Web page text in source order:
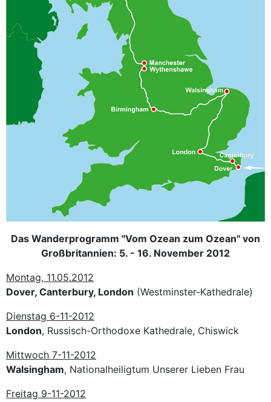
Das Wanderprogramm "Vom Ozean zum Ozean" von
Großbritannien: 5. - 16. November 2012
Montag, 11.05.2012
Dover, Canterbury, London (Westminster-Kathedrale)
Dienstag 6-11-2012
London, Russisch-Orthodoxe Kathedrale, Chiswick
Mittwoch 7-11-2012
Walsingham, Nationalheiligtum Unserer Lieben Frau
Freitag 9-11-2012